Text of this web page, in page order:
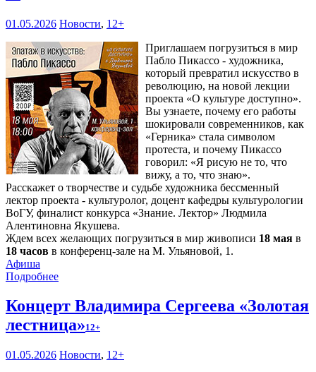
01.05.2026 Новости, 12+
Приглашаем погрузиться в мир
Пабло Пикассо - художника,
который превратил искусство в
революцию, на новой лекции
проекта «О культуре доступно».
Вы узнаете, почему его работы
шокировали современников, как
«Герника» стала символом
протеста, и почему Пикассо
говорил: «Я рисую не то, что
вижу, а то, что знаю».
Расскажет о творчестве и судьбе художника бессменный
лектор проекта - культуролог, доцент кафедры культурологии
ВоГУ, финалист конкурса «Знание. Лектор» Людмила
Алентиновна Якушева.
Ждем всех желающих погрузиться в мир живописи 18 мая в
18 часов в конференц-зале на М. Ульяновой, 1.
Афиша
Подробнее
Концерт Владимира Сергеева «Золотая
лестница»12+
01.05.2026 Новости, 12+